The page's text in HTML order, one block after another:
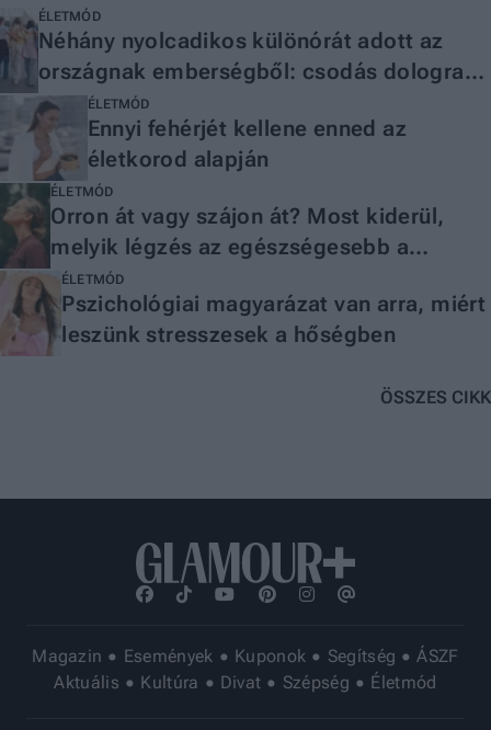
ÉLETMÓD
Néhány nyolcadikos különórát adott az
országnak emberségből: csodás dologra
ajánlották fel a megmaradt
osztálypénzüket
ÉLETMÓD
Ennyi fehérjét kellene enned az
életkorod alapján
ÉLETMÓD
Orron át vagy szájon át? Most kiderül,
melyik légzés az egészségesebb a
szakember szerint
ÉLETMÓD
Pszichológiai magyarázat van arra, miért
leszünk stresszesek a hőségben
ÖSSZES CIKK
Magazin Események Kuponok Segítség
ÁSZF
Aktuális
Kultúra Divat Szépség Életmód